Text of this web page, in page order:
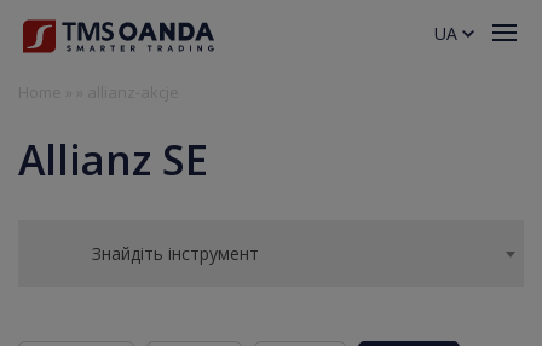
Allianz SE
Знайдіть інструмент
UA